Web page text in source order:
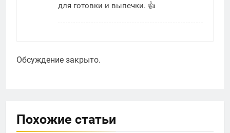
для готовки и выпечки. 👍
Обсуждение закрыто.
Похожие статьи